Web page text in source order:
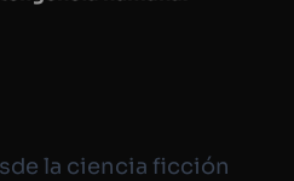
la ciencia ficción